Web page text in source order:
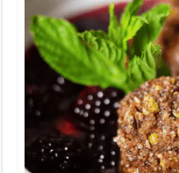
0:30
Eine rote Grütze aus
kombiniert mit
Gedicht für